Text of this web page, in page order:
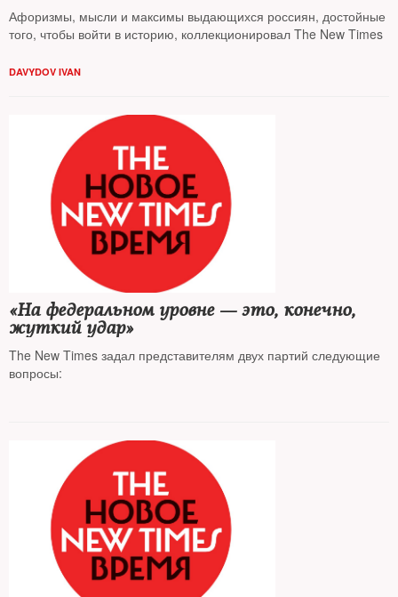
Афоризмы, мысли и максимы выдающихся россиян, достойные
того, чтобы войти в историю, коллекционировал The New Times
DAVYDOV IVAN
«На федеральном уровне — это, конечно,
жуткий удар»
The New Times задал представителям двух партий следующие
вопросы: